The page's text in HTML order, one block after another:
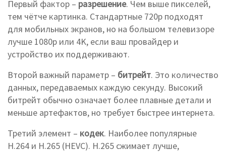
Первый фактор – разрешение. Чем выше пикселей,
тем чётче картинка. Стандартные 720p подходят
для мобильных экранов, но на большом телевизоре
лучше 1080p или 4K, если ваш провайдер и
устройство их поддерживают.
Второй важный параметр – битрейт. Это количество
данных, передаваемых каждую секунду. Высокий
битрейт обычно означает более плавные детали и
меньше артефактов, но требует быстрее интернета.
Третий элемент – кодек. Наиболее популярные
H.264 и H.265 (HEVC). H.265 сжимает лучше,